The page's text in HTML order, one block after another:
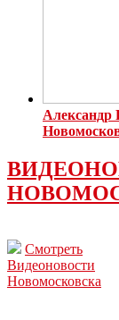
Александр
Смотреть
Видеоновости
Новомосковска